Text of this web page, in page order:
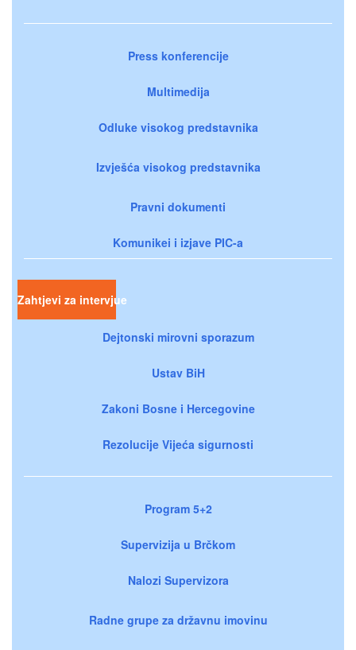
Press konferencije
Multimedija
Odluke visokog predstavnika
Izvješća visokog predstavnika
Pravni dokumenti
Komunikei i izjave PIC-a
Zahtjevi za intervjue
Dejtonski mirovni sporazum
Ustav BiH
Zakoni Bosne i Hercegovine
Rezolucije Vijeća sigurnosti
Program 5+2
Supervizija u Brčkom
Nalozi Supervizora
Radne grupe za državnu imovinu